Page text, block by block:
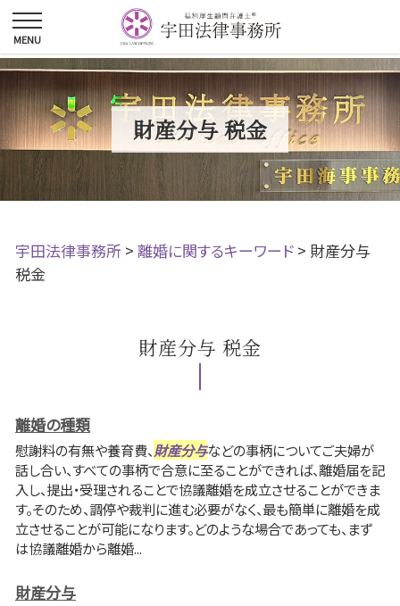
財産分与 税金
宇田法律事務所 > 離婚に関するキーワード > 財産分与
税金
財産分与 税金
離婚の種類
慰謝料の有無や養育費、財産分与などの事柄についてご夫婦が
話し合い、すべての事柄で合意に至ることができれば、離婚届を記
入し、提出・受理されることで協議離婚を成立させることができま
す。そのため、調停や裁判に進む必要がなく、最も簡単に離婚を成
立させることが可能になります。どのような場合であっても、まず
は協議離婚から離婚...
財産分与